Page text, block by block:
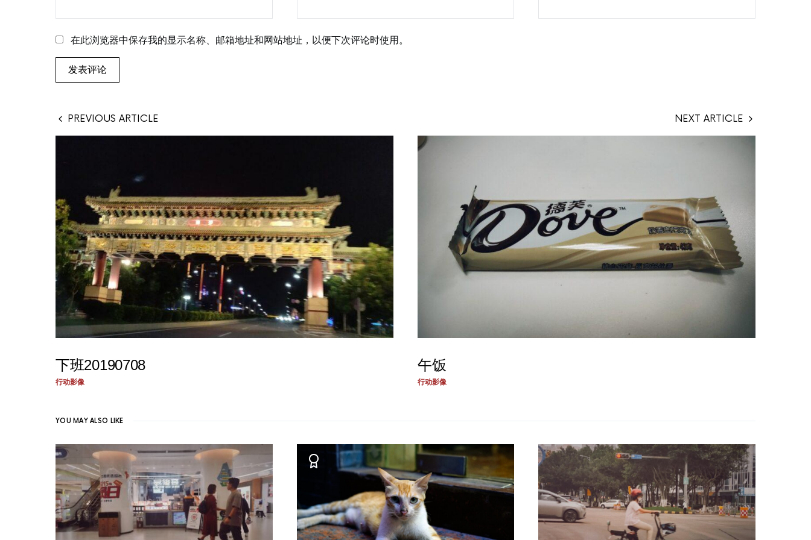
在此浏览器中保存我的显示名称、邮箱地址和网站地址，以便下次评论时使用。
PREVIOUS ARTICLE
下班20190708
行动影像
NEXT ARTICLE
午饭
行动影像
YOU MAY ALSO LIKE